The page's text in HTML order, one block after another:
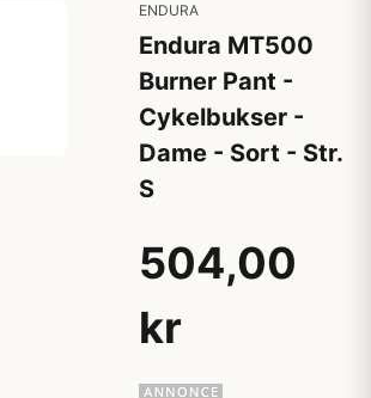
ENDURA
Endura MT500
Burner Pant -
Cykelbukser -
Dame - Sort - Str.
S
504,00
kr